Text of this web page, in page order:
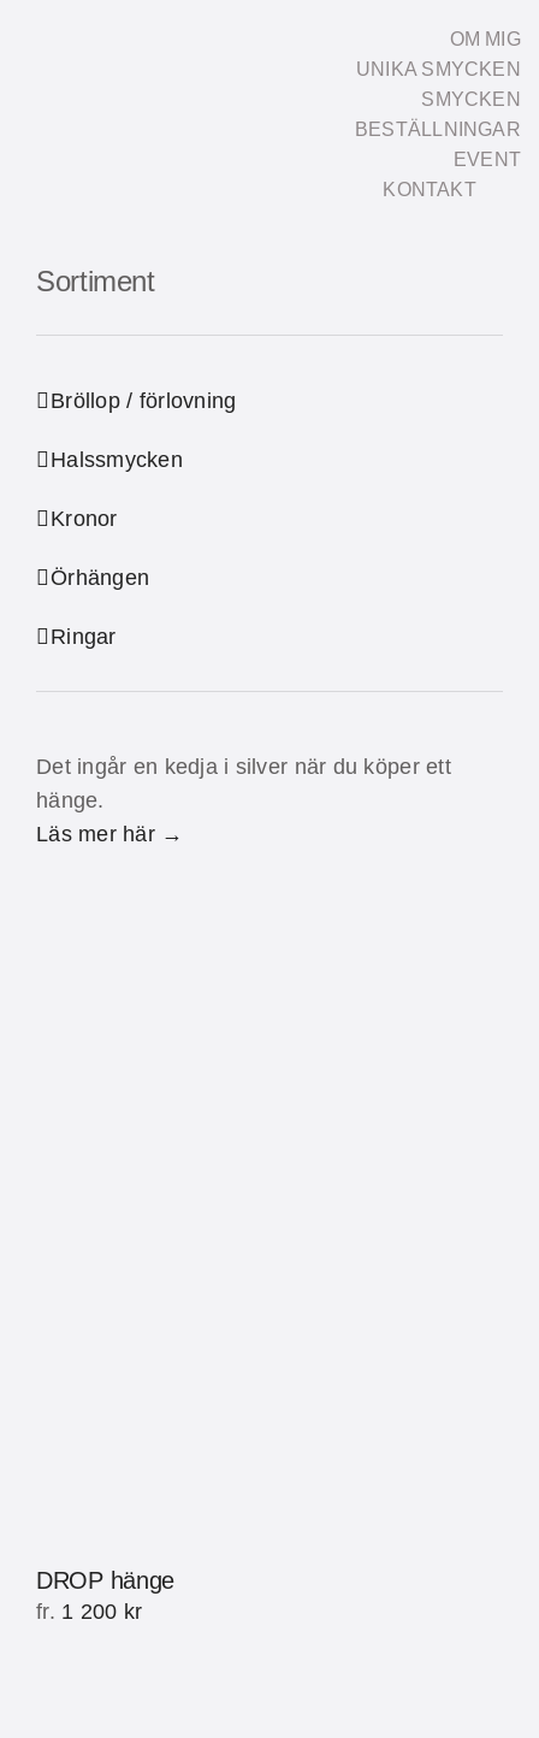
OM MIG
UNIKA SMYCKEN
SMYCKEN
BESTÄLLNINGAR
EVENT
KONTAKT
DROP hänge
fr. 1 200 kr
Sortiment
Bröllop / förlovning
Halssmycken
Kronor
Örhängen
Ringar
Det ingår en kedja i silver när du köper ett
hänge.
Läs mer här →